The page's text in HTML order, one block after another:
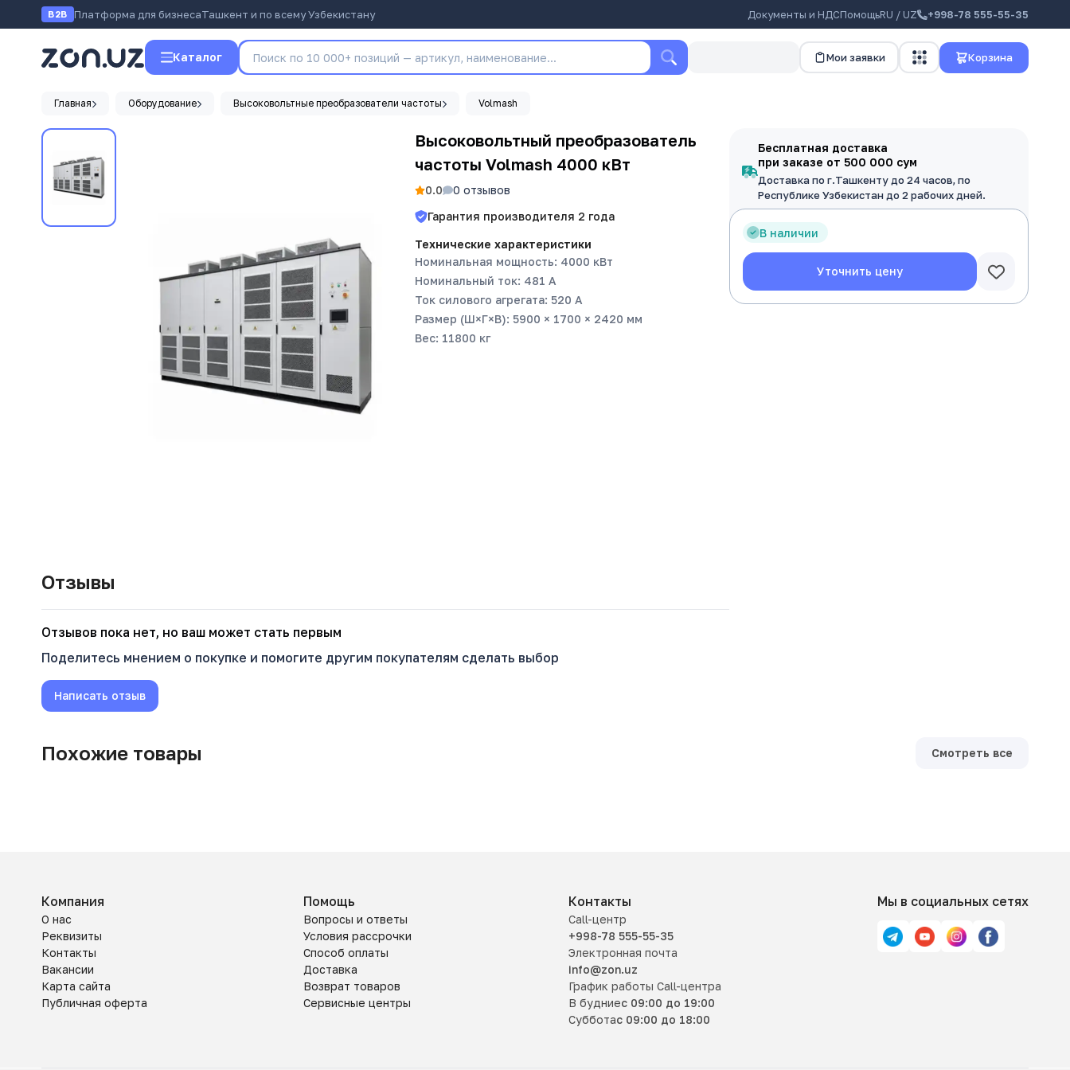
B2B Платформа для бизнесаТашкент и по всему Узбекистану Документы и НДСПомощьRU / UZ +998-78 555-55-35
Каталог Мои заявки Корзина
Главная Оборудование Высоковольтные преобразователи частоты Volmash
Высоковольтный преобразователь
частоты Volmash 4000 кВт
0.0 0 отзывов
Гарантия производителя 2 года
Технические характеристики
Номинальная мощность: 4000 кВт
Номинальный ток: 481 А
Ток силового агрегата: 520 А
Размер (Ш×Г×В): 5900 × 1700 × 2420 мм
Вес: 11800 кг
Бесплатная доставка
при заказе от 500 000 сум
Доставка по г.Ташкенту до 24 часов, по
Республике Узбекистан до 2 рабочих дней.
В наличии
Уточнить цену
Отзывы
Oтзывов пока нет, но ваш может стать первым
Поделитесь мнением о покупке и помогите другим покупателям сделать выбор
Написать отзыв
Похожие товары Смотреть все
Компания
О нас
Реквизиты
Контакты
Вакансии
Карта сайта
Публичная оферта
Помощь
Вопросы и ответы
Условия рассрочки
Способ оплаты
Доставка
Возврат товаров
Сервисные центры
Контакты
Call-центр
+998-78 555-55-35
Электронная почта
info@zon.uz
График работы Call-центра
В будниес 09:00 до 19:00
Субботас 09:00 до 18:00
Мы в социальных сетях